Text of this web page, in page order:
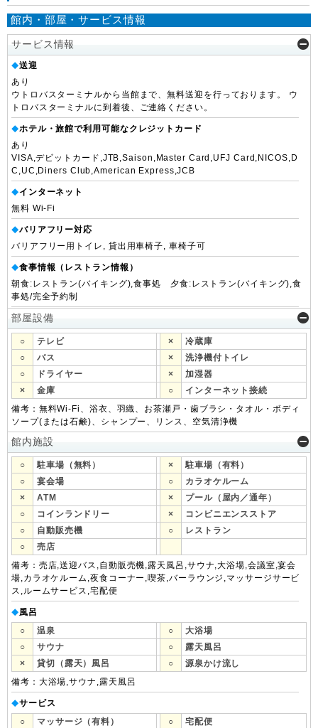
館内・部屋・サービス情報
サービス情報
◆送迎
あり
ウトロバスターミナルから当館まで、無料送迎を行っております。 ウ
トロバスターミナルに到着後、ご連絡ください。
◆ホテル・旅館で利用可能なクレジットカード
あり
VISA,デビットカード,JTB,Saison,Master Card,UFJ Card,NICOS,D
C,UC,Diners Club,American Express,JCB
◆インターネット
無料 Wi-Fi
◆バリアフリー対応
バリアフリー用トイレ, 貸出用車椅子, 車椅子可
◆食事情報（レストラン情報）
朝食:レストラン(バイキング),食事処 夕食:レストラン(バイキング),食
事処/完全予約制
部屋設備
○ テレビ ×
冷蔵庫
○
バス ×
洗浄機付トイレ
○
ドライヤー ×
加湿器
×
金庫 ○
インターネット接続
備考：無料Wi-Fi、浴衣、羽織、お茶瀬戸・歯ブラシ・タオル・ボディ
ソープ(または石鹸)、シャンプー、リンス、空気清浄機
館内施設
○ 駐車場（無料） ×
駐車場（有料）
○
宴会場 ○
カラオケルーム
×
ATM ×
プール（屋内／通年）
○
コインランドリー ×
コンビニエンスストア
○
自動販売機 ○
レストラン
○
売店
備考：売店,送迎バス,自動販売機,露天風呂,サウナ,大浴場,会議室,宴会
場,カラオケルーム,夜食コーナー,喫茶,バーラウンジ,マッサージサービ
ス,ルームサービス,宅配便
◆風呂
○
温泉 ○
大浴場
○
サウナ ○
露天風呂
×
貸切（露天）風呂 ○
源泉かけ流し
備考：大浴場,サウナ,露天風呂
◆サービス
○
マッサージ（有料） ○
宅配便